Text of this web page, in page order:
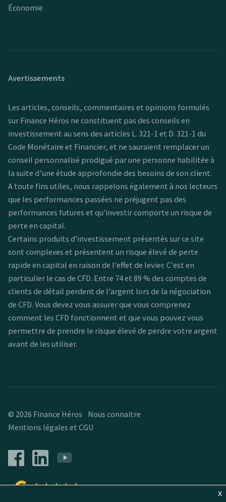
x
Économie
Avertissements
Les articles, conseils, commentaires et opinions formulés
sur Finance Héros ne constituent pas des conseils en
investissement au sens des articles L. 321-1 et D. 321-1 du
Code Monétaire et Financier, et ne sauraient remplacer un
conseil personnalisé prodigué par une personne habilitée à
la suite d’une étude approfondie des besoins de son client.
A toute fins utiles, nous rappelons également à nos lecteurs
que les performances passées ne préjugent pas des
performances futures et qu'investir comporte un risque de
perte en capital.
Certains produits d'investissement présentés sur ce site
sont complexes et présentent un risque élevé de perte
rapide en capital en raison de l'effet de levier. C'est en
particulier le cas de CFD. Entre 74 et 89 % des comptes de
clients de détail perdent de l'argent lors de la négociation
de CFD. Vous devez vous assurer que vous comprenez
comment les CFD fonctionnent et que vous pouvez vous
permettre de prendre le risque élevé de perdre votre argent
avant de les utiliser.
© 2026 Finance Héros
Nous connaitre
Mentions légales et CGU
★★★★★164 reviews